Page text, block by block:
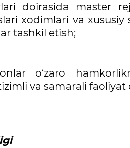
doirasida master
xodimlari va
tashkil etish;
o‘zaro
va samarali